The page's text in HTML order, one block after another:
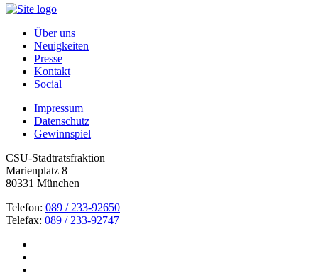
Über uns
Neuigkeiten
Presse
Kontakt
Social
Impressum
Datenschutz
Gewinnspiel
CSU-Stadtratsfraktion
Marienplatz 8
80331 München
Telefon: 089 / 233-92650
Telefax: 089 / 233-92747